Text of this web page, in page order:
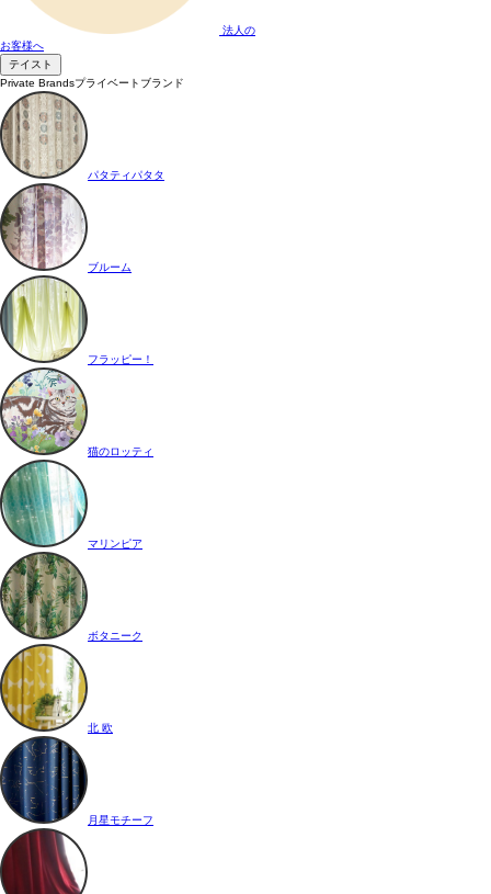
法人の
お客様へ
テイスト
Private Brandsプライベートブランド
パタティパタタ
ブルーム
フラッピー！
猫のロッティ
マリンピア
ボタニーク
北 欧
月星モチーフ